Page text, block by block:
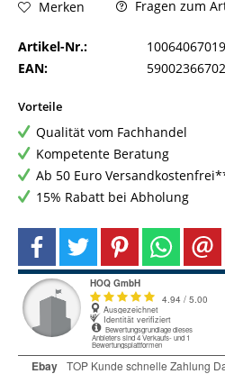
Merken Fragen zum
Artikel-Nr.:
EAN:
Vorteile
Qualität vom Fachhandel
Kompetente Beratung
Ab 50 Euro
15% Rabatt bei Abholung